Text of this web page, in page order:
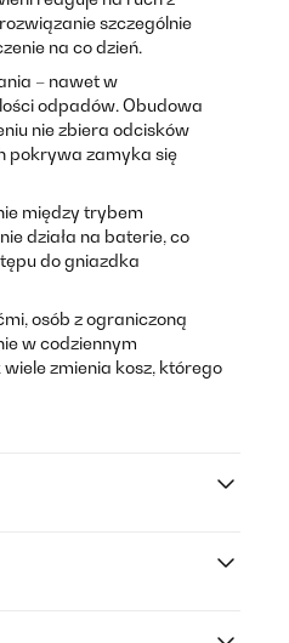
szczególnie
na co dzień.
– nawet w
odpadów. Obudowa
nie zbiera odcisków
pokrywa zamyka się
między trybem
działa na baterie, co
do gniazdka
osób z ograniczoną
w codziennym
zmienia kosz, którego